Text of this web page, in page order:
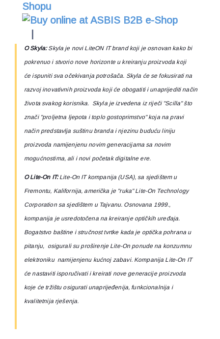
Shopu
O Skyla:Skyla je novi LiteON IT brand koji je osnovan kako bi
pokrenuo i stvorio nove horizonte u kreiranju proizvoda koji
će ispuniti sva očekivanja potrošača. Skyla će se fokusirati na
razvoj inovativnih proizvoda koji će obogatiti i unaprijediti način
života svakog korisnika. Skyla je izvedena iz riječi "Scilla" što
znači "proljetna ljepota i toplo gostoprimstvo" koja na pravi
način predstavlja suštinu branda i njezinu buduću liniju
proizvoda namijenjenu novim generacijama sa novim
mogućnostima, ali i novi početak digitalne ere.
O Lite-On IT:Lite-On IT kompanija (USA), sa sjedištem u
Fremontu, Kalifornija, američka je "ruka" Lite-On Technology
Corporation sa sjedištem u Tajvanu. Osnovana 1999.,
kompanija je usredotočena na kreiranje optičkih uređaja.
Bogatstvo baštine i stručnost tvrtke kada je optička pohrana u
pitanju, osigurali su proširenje Lite-On ponude na konzumnu
elektroniku namijenjenu kućnoj zabavi. Kompanija Lite-On IT
će nastaviti isporučivati i kreirati nove generacije proizvoda
koje će tržištu osigurati unaprijeđenija, funkcionalnija i
kvalitetnija rješenja.